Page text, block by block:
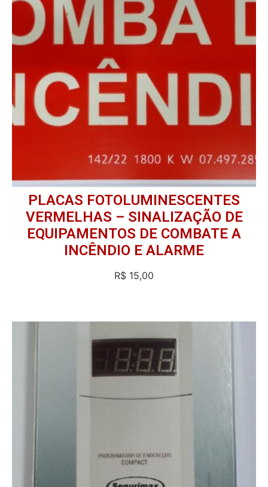
PLACAS FOTOLUMINESCENTES
VERMELHAS – SINALIZAÇÃO DE
EQUIPAMENTOS DE COMBATE A
INCÊNDIO E ALARME
R$ 15,00